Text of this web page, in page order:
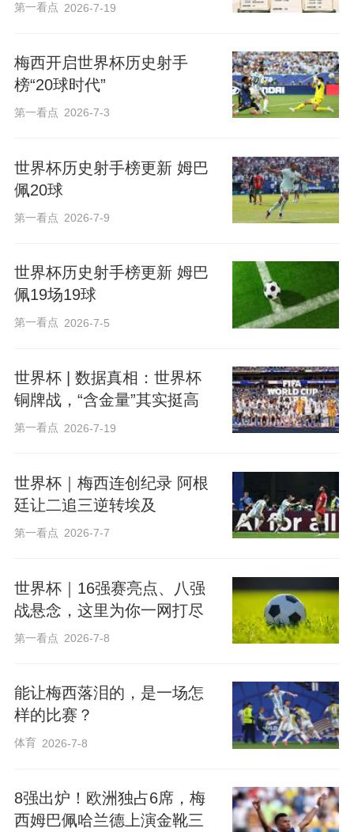
第一看点 2026-7-19
梅西开启世界杯历史射手
榜“20球时代”
第一看点 2026-7-3
世界杯历史射手榜更新 姆巴
佩20球
第一看点 2026-7-9
世界杯历史射手榜更新 姆巴
佩19场19球
第一看点 2026-7-5
世界杯 | 数据真相：世界杯
铜牌战，“含金量”其实挺高
第一看点 2026-7-19
世界杯｜梅西连创纪录 阿根
廷让二追三逆转埃及
第一看点 2026-7-7
世界杯｜16强赛亮点、八强
战悬念，这里为你一网打尽
第一看点 2026-7-8
能让梅西落泪的，是一场怎
样的比赛？
体育 2026-7-8
8强出炉！欧洲独占6席，梅
西姆巴佩哈兰德上演金靴三